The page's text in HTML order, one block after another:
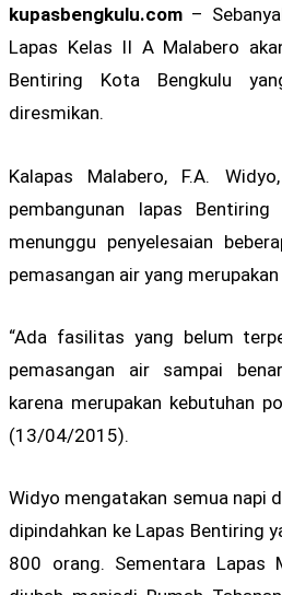
kupasbengkulu.com –
Lapas Kelas II A Malabero
Bentiring Kota Bengkulu
diresmikan.
Kalapas Malabero, F.A.
pembangunan lapas
menunggu penyelesaian
pemasangan air yang
“Ada fasilitas yang belum
pemasangan air sampai
karena merupakan kebutuhan
(13/04/2015).
Widyo mengatakan semua napi
dipindahkan ke Lapas Bentiring
800 orang. Sementara Lapas